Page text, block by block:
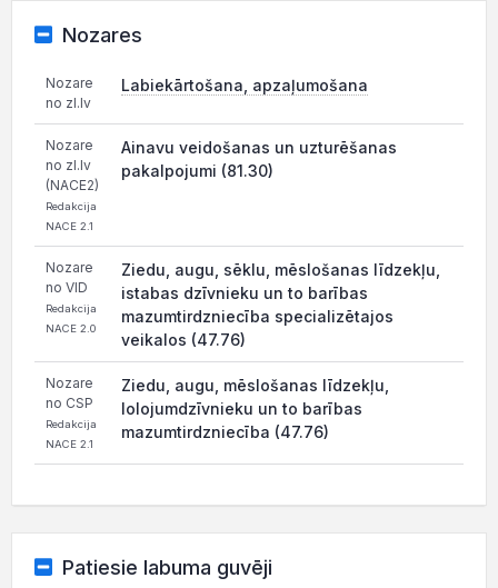
Nozares
Nozare
no zl.lv
Labiekārtošana, apzaļumošana
Nozare
no zl.lv
(NACE2)
Redakcija
NACE 2.1
Ainavu veidošanas un uzturēšanas
pakalpojumi (81.30)
Nozare
no VID
Redakcija
NACE 2.0
Ziedu, augu, sēklu, mēslošanas līdzekļu,
istabas dzīvnieku un to barības
mazumtirdzniecība specializētajos
veikalos (47.76)
Nozare
no CSP
Redakcija
NACE 2.1
Ziedu, augu, mēslošanas līdzekļu,
lolojumdzīvnieku un to barības
mazumtirdzniecība (47.76)
Patiesie labuma guvēji